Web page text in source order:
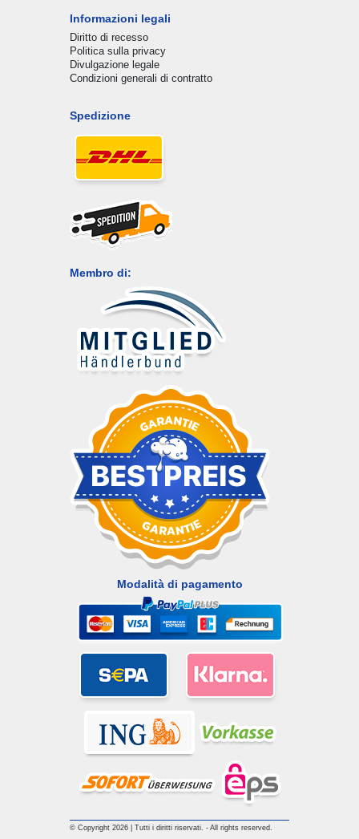
Informazioni legali
Diritto di recesso
Politica sulla privacy
Divulgazione legale
Condizioni generali di contratto
Spedizione
Membro di:
Modalità di pagamento
© Copyright 2026 | Tutti i diritti riservati. - All rights reserved.